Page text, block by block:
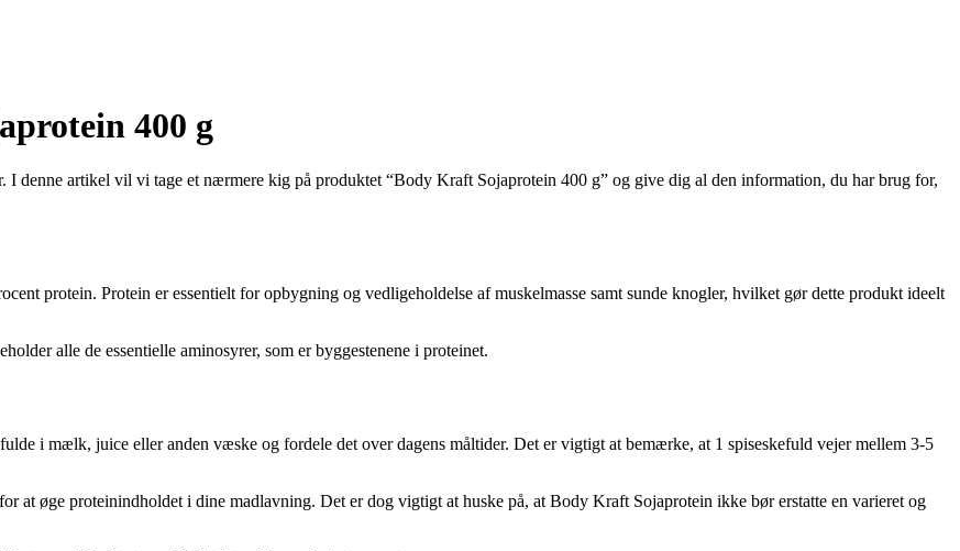
400 g
denne artikel vil vi tage et nærmere kig på produktet “Body Kraft Sojaprotein 400 g” og give dig al den information, du har brug for,
protein. Protein er essentielt for opbygning og vedligeholdelse af muskelmasse samt sunde knogler, hvilket gør dette produkt ideelt
alle de essentielle aminosyrer, som er byggestenene i proteinet.
i mælk, juice eller anden væske og fordele det over dagens måltider. Det er vigtigt at bemærke, at 1 spiseskefuld vejer mellem 3-5
at øge proteinindholdet i dine madlavning. Det er dog vigtigt at huske på, at Body Kraft Sojaprotein ikke bør erstatte en varieret og